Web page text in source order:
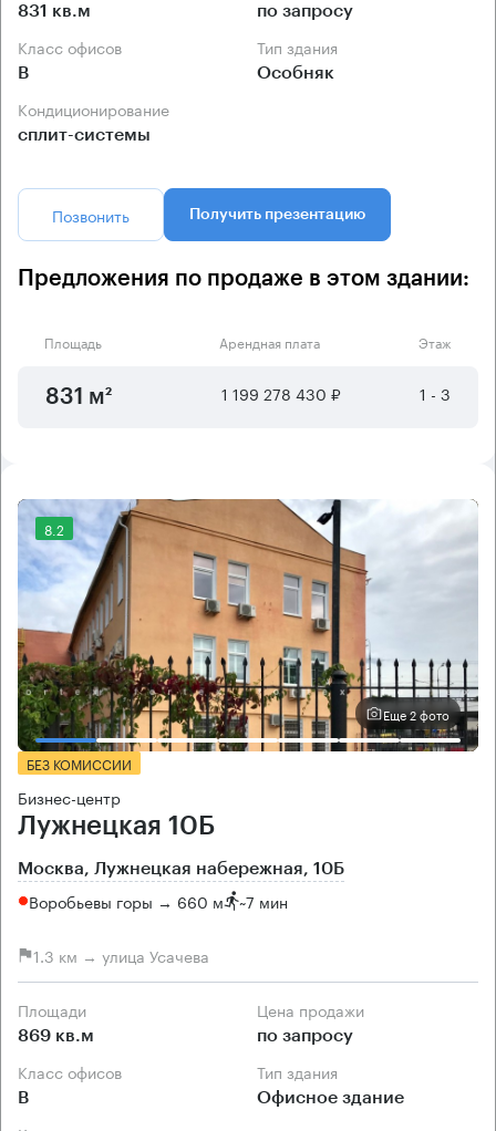
831 кв.м по запросу
Класс офисов
B
Тип здания
Особняк
Кондиционирование
сплит-системы
Позвонить Получить презентацию
Предложения по продаже в этом здании:
Площадь Арендная плата Этаж
831 м² 1 199 278 430 ₽ 1 - 3
8.2
Еще 2 фото
БЕЗ КОМИССИИ
Бизнес-центр
Лужнецкая 10Б
Москва, Лужнецкая набережная, 10Б
Воробьевы горы → 660 м ~7 мин
1.3 км → улица Усачева
Площади
869 кв.м
Цена продажи
по запросу
Класс офисов
B
Тип здания
Офисное здание